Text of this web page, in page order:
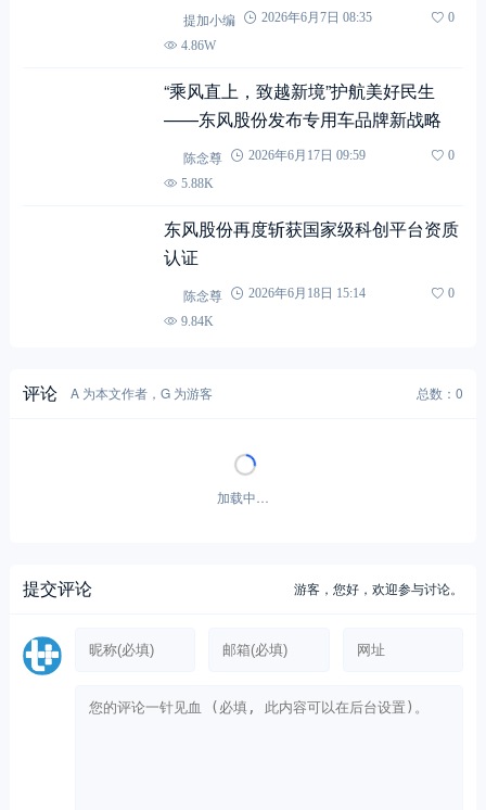
提加小编 2026年6月7日 08:35
0
4.86W
“乘风直上，致越新境”护航美好民生
——东风股份发布专用车品牌新战略
陈念尊 2026年6月17日 09:59
0
5.88K
东风股份再度斩获国家级科创平台资质
认证
陈念尊 2026年6月18日 15:14
0
9.84K
评论 A 为本文作者，G 为游客 总数：0
加载中…
提交评论 游客，您好，欢迎参与讨论。